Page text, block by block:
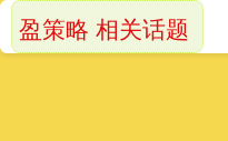
盈策略 相关话题